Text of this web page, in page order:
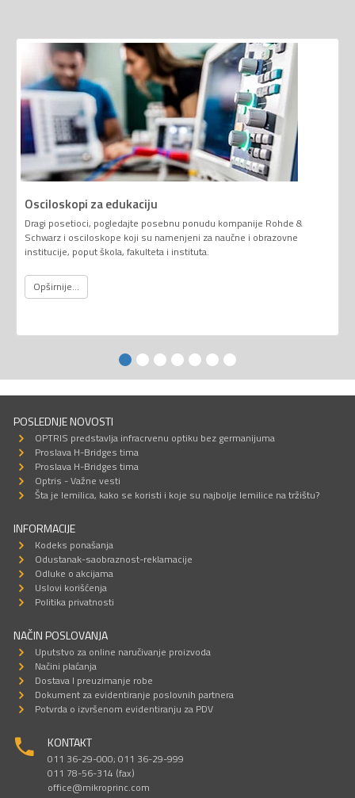
Osciloskopi za edukaciju
Dragi posetioci, pogledajte posebnu ponudu kompanije Rohde &
Schwarz i osciloskope koji su namenjeni za naučne i obrazovne
institucije, poput škola, fakulteta i instituta.
Opširnije...
POSLEDNJE NOVOSTI
OPTRIS predstavlja infracrvenu optiku bez germanijuma
Proslava H-Bridges tima
Proslava H-Bridges tima
Optris - Važne vesti
Šta je lemilica, kako se koristi i koje su najbolje lemilice na tržištu?
INFORMACIJE
Kodeks ponašanja
Odustanak-saobraznost-reklamacije
Odluke o akcijama
Uslovi korišćenja
Politika privatnosti
NAČIN POSLOVANJA
Uputstvo za online naručivanje proizvoda
Načini plaćanja
Dostava I preuzimanje robe
Dokument za evidentiranje poslovnih partnera
Potvrda o izvršenom evidentiranju za PDV
KONTAKT
011 36-29-000; 011 36-29-999
011 78-56-314 (fax)
office@mikroprinc.com